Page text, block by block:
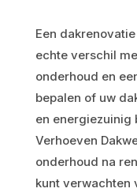
Een
echte verschil
onderhoud en
bepalen of uw
en energiezuinig
Verhoeven
onderhoud na
kunt verwachten